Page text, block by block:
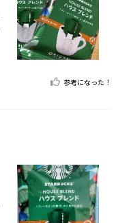
参考になった！